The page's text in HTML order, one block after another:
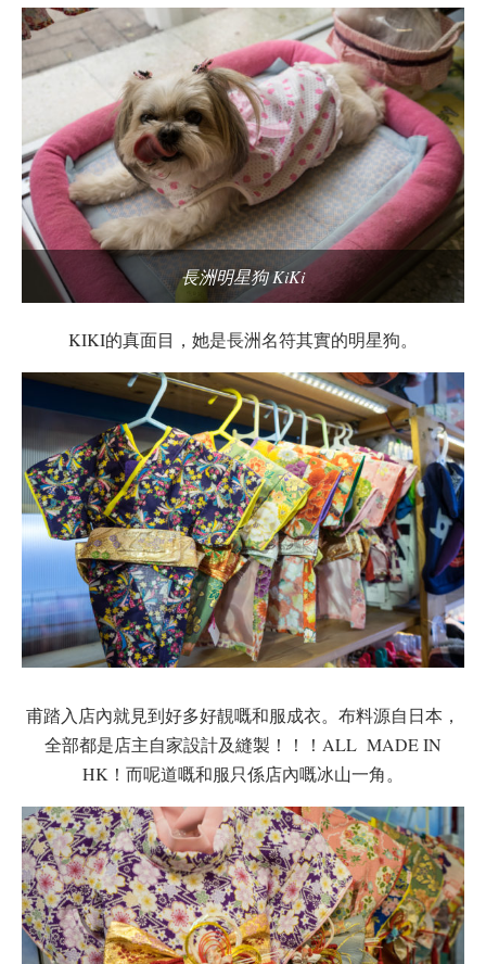
長洲明星狗 KiKi
KIKI的真面目，她是長洲名符其實的明星狗。
甫踏入店內就見到好多好靚嘅和服成衣。布料源自日本，
全部都是店主自家設計及縫製！！！ALL MADE IN
HK！而呢道嘅和服只係店內嘅冰山一角。